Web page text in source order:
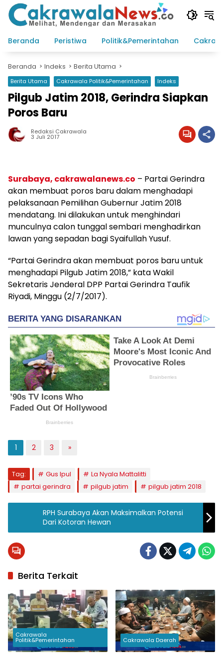
Langsung
konten
Beranda
Peristiwa Politik&Pemerintahan
Beranda Indeks Berita Utama
Berita Utama Cakrawala Politik&Pemerintahan Indeks
Pilgub Jatim 2018, Gerindra Siapkan
Poros Baru
Redaksi Cakrawala
3 Juli 2017
Surabaya, cakrawalanews.co – Partai Gerindra
akan membuat poros baru dalam menghadapi
pelaksanaan Pemilihan Gubernur Jatim 2018
mendatang. Ini dilakukan untuk menghindari
munculnya calon tunggal sembari menghadirkan
lawan yang sepadan bagi Syaifullah Yusuf.
“Partai Gerindra akan membuat poros baru untuk
menghadapi Pilgub Jatim 2018,” kata Wakil
Sekretaris Jenderal DPP Partai Gerindra Taufik
Riyadi, Minggu (2/7/2017).
1 2 3 »
Tag: Gus Ipul
La Nyala Mattalitti
partai gerindra
pilgub jatim pilgub jatim 2018
RPH Surabaya Akan Maksimalkan Potensi
Dari Kotoran Hewan
Berita Terkait
Cakrawala
Politik&Pemerintahan Cakrawala Daerah